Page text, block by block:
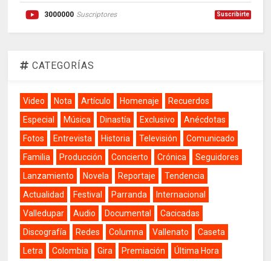
3000000 Suscriptores Suscribirte
CATEGORÍAS
Video Nota Artículo Homenaje
Recuerdos
Especial
Música Dinastía Exclusivo
Anécdotas
Fotos
Entrevista Historia Televisión
Comunicado
Familia
Producción Concierto Crónica
Seguidores
Lanzamiento
Novela Reportaje
Tendencia
Actualidad
Festival Parranda
Internacional
Valledupar
Audio Documental
Cacicadas
Discografía
Redes Columna Vallenato
Caseta
Letra
Colombia Gira Premiación Última Hora